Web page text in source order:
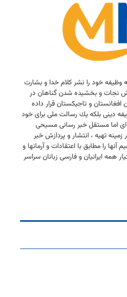
وظیفه خود را نشر كلام خدا و بشارت
نجات و بخشیده شدن گناهان در
افغانستان و تاجیكستان قرار داده
دینی بلكه یك رسالت ملی برای خود
ای اما مستقل خبر رسانی مسیحی
تهیه ، انتشار و پردازش خبر
را مطابق با اعتقادات و آرمانها و
همه ایرانیان و فارسی زبانان سراسر